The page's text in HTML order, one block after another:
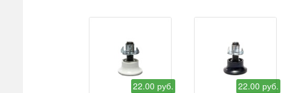
22.00 руб. 22.00 руб.